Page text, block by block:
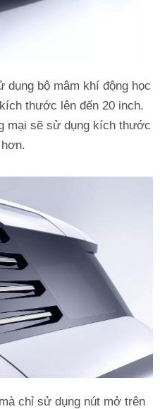
dụng bộ mâm khí động học
thước lên đến 20 inch.
mại sẽ sử dụng kích thước
chỉ sử dụng nút mở trên